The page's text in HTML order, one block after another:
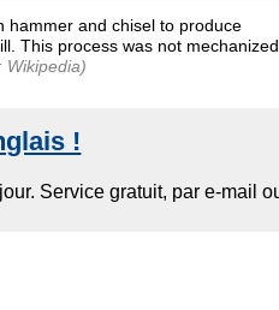
hammer and chisel to produce
This process was not mechanized
Wikipedia)